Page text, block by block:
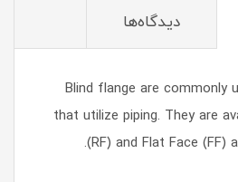
دیدگاه‌ها
Blind flange are commonly
that utilize piping. They are
(RF) and Flat Face (FF)